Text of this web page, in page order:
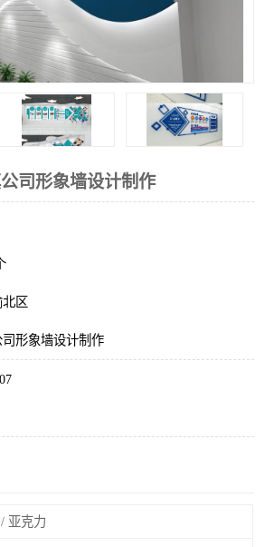
司形象墙设计制作
北区
司形象墙设计制作
亚克力